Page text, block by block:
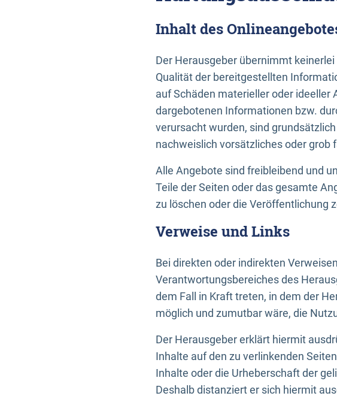
Inhalt des
Der Herausgeber übernimmt
Qualität der bereitgestellten
auf Schäden materieller oder ideeller
dargebotenen Informationen bzw.
verursacht wurden, sind
nachweislich vorsätzliches oder grob
Alle Angebote sind freibleibend und
Teile der Seiten oder das gesamte
zu löschen oder die Veröffentlichung
Verweise und Links
Bei direkten oder indirekten
Verantwortungsbereiches des
dem Fall in Kraft treten, in dem der
möglich und zumutbar wäre, die
Der Herausgeber erklärt hiermit
Inhalte auf den zu verlinkenden
Inhalte oder die Urheberschaft der
Deshalb distanziert er sich hiermit